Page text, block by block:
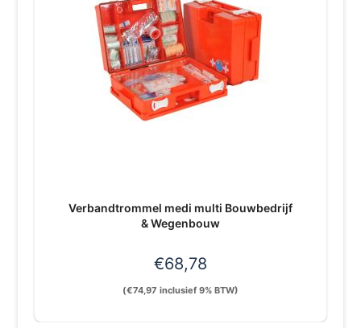
Verbandtrommel medi multi Bouwbedrijf
& Wegenbouw
€68,78
(€74,97 inclusief 9% BTW)